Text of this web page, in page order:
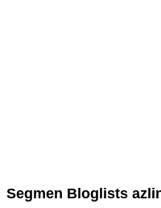
Segmen Bloglists